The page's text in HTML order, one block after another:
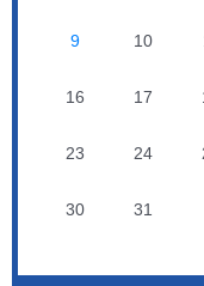
9 10
16 17
23 24
30 31